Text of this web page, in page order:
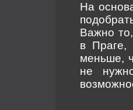
На
Важно
в Праге,
меньше,
не